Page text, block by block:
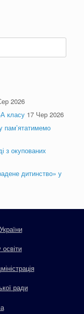
2026
А класу 17 Чер 2026
пам’ятатимемо
з окупованих
дитинство» у
освіти
ради